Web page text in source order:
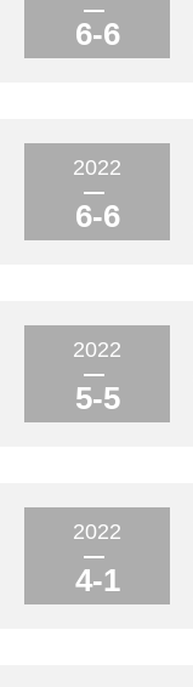
6-6
2022
6-6
2022
5-5
2022
4-1